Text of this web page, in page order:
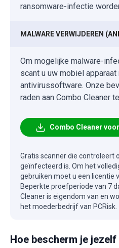
ransomware-infectie
MALWARE VERWIJDEREN
Om mogelijke malware-
scant u uw mobiel
antivirussoftware. Onze
raden aan Combo Cleaner
Combo Cleaner
Gratis scanner die controleert
geïnfecteerd is. Om het
gebruiken moet u een licentie
Beperkte proefperiode van 7
Cleaner is eigendom van en
het moederbedrijf van PCRisk.
Hoe bescherm je